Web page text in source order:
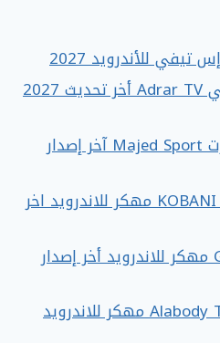
تحميل تطبيق ادرار تي في Adrar TV أخر تحديث 2027
تحميل تطبيق ماجد سبورت Majed Sport آخر إصدار
تحميل تطبيق كوباني KOBANI 4K مهكر للاندرويد اخر
تحميل تطبيق GoodShort مهكر للاندرويد أخر إصدار
تحميل تطبيق العبودي Alabody TV مهكر للاندرويد